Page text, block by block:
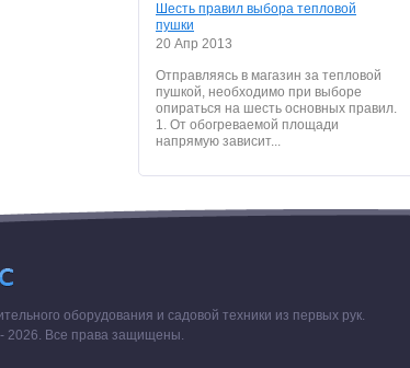
Шесть правил выбора тепловой
пушки
20 Апр 2013
Отправляясь в магазин за тепловой
пушкой, необходимо при выборе
опираться на шесть основных правил.
1. От обогреваемой площади
напрямую зависит...
оборудования и садовой техники из первых рук.
2026. Все права защищены.